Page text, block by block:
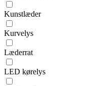
Kunstlæder
Kurvelys
Læderrat
LED kørelys